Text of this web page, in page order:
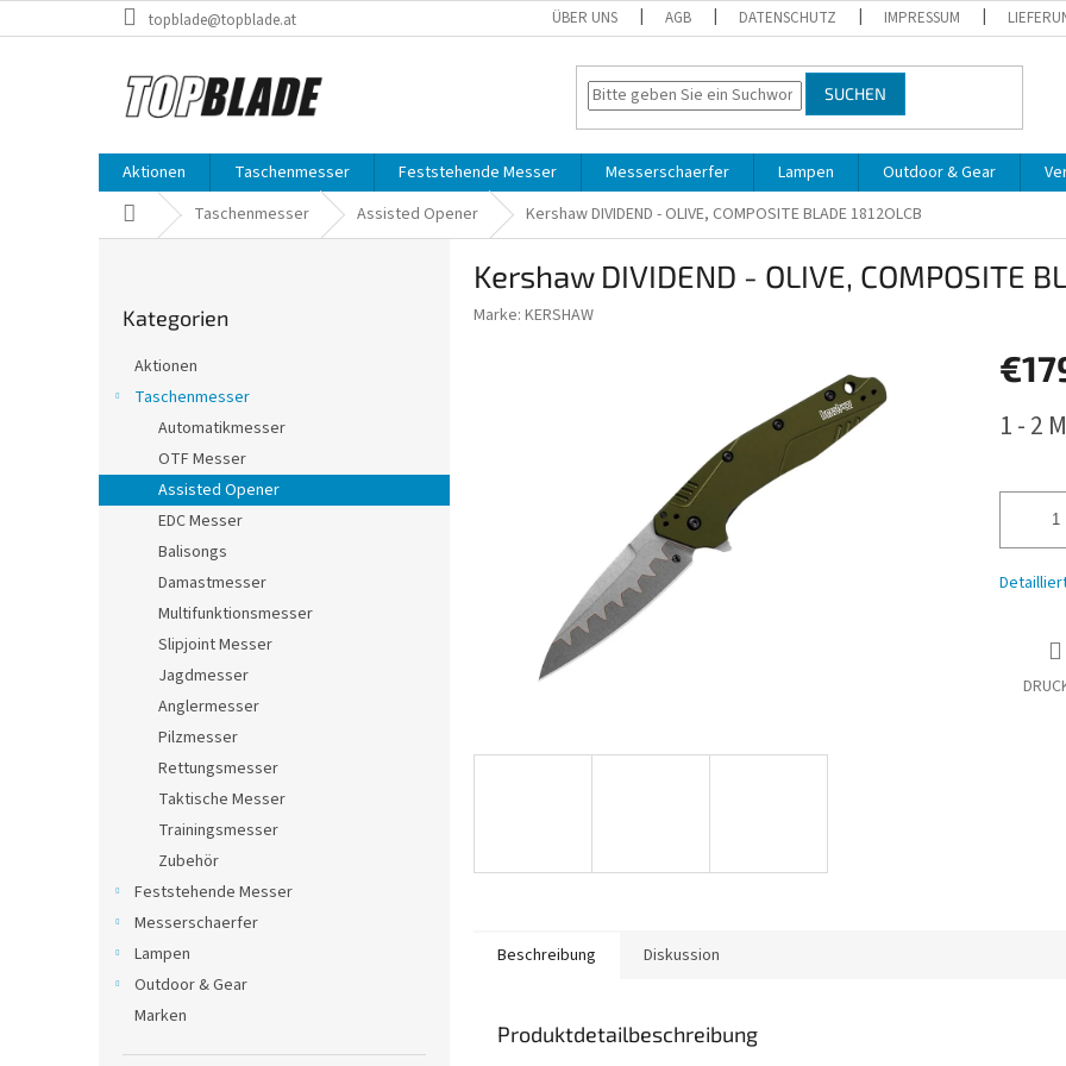
Inhalt
topblade@topblade.at ÜBER UNS AGB DATENSCHUTZ IMPRESSUM
SUCHEN
Aktionen Taschenmesser Feststehende Messer Messerschaerfer Lampen Outdoor & Gear
StartseiteTaschenmesser Assisted Opener Kershaw DIVIDEND - OLIVE, COMPOSITE BLADE 1812OLCB
t
überspringen
Kategorien
Aktionen
Taschenmesser
Automatikmesser
OTF Messer
Assisted Opener
EDC Messer
Balisongs
Damastmesser
Multifunktionsmesser
Slipjoint Messer
Jagdmesser
Anglermesser
Pilzmesser
Rettungsmesser
Taktische Messer
Trainingsmesser
Zubehör
Feststehende Messer
Messerschaerfer
Lampen
Outdoor & Gear
Marken
Kershaw DIVIDEND - OLIVE, COMPOSITE
Marke: KERSHAW
1 - 2
Beschreibung Diskussion
Produktdetailbeschreibung